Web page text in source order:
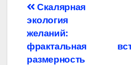
Навигация
по
записям
Скалярная
экология
желаний:
фрактальная
размерность